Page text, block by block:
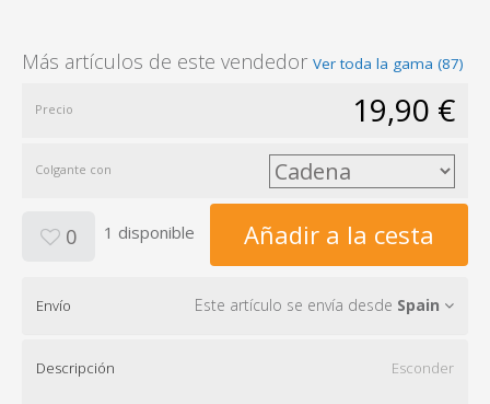
Más artículos de este vendedor Ver toda la gama (87)
Precio 19,90 €
Colgante con
0 1 disponible Añadir a la cesta
Envío Este artículo se envía desde Spain
Descripción Esconder